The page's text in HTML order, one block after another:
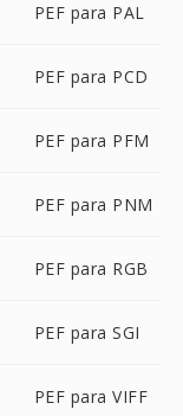
PEF para PAL
PEF para PCD
PEF para PFM
PEF para PNM
PEF para RGB
PEF para SGI
PEF para VIFF